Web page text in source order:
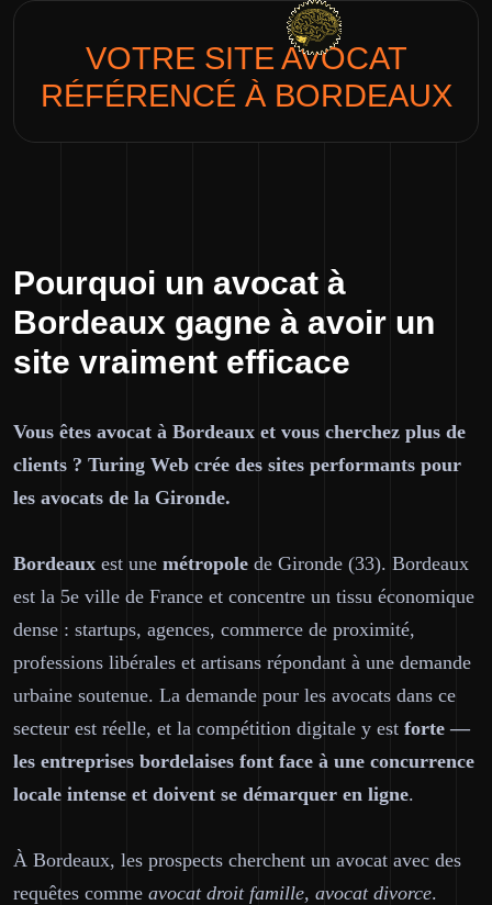
VOTRE SITE AVOCAT
RÉFÉRENCÉ À BORDEAUX
Pourquoi un avocat à
Bordeaux gagne à avoir un
site vraiment efficace
Vous êtes avocat à Bordeaux et vous cherchez plus de
clients ? Turing Web crée des sites performants pour
les avocats de la Gironde.
Bordeaux est une métropole de Gironde (33). Bordeaux
est la 5e ville de France et concentre un tissu économique
dense : startups, agences, commerce de proximité,
professions libérales et artisans répondant à une demande
urbaine soutenue. La demande pour les avocats dans ce
secteur est réelle, et la compétition digitale y est forte —
les entreprises bordelaises font face à une concurrence
locale intense et doivent se démarquer en ligne.
À Bordeaux, les prospects cherchent un avocat avec des
requêtes comme avocat droit famille, avocat divorce.